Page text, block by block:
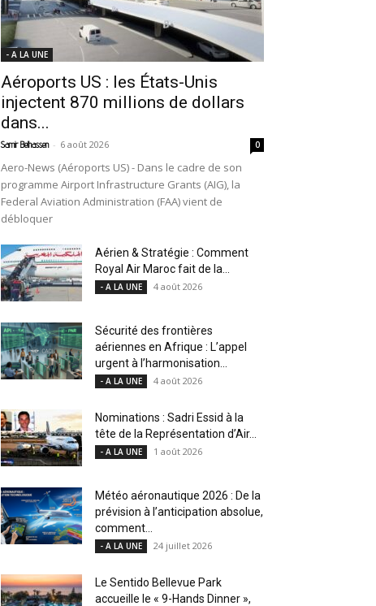
- A LA UNE
Aéroports US : les États-Unis
injectent 870 millions de dollars
dans...
Samir Belhassen - 6 août 2026 0
Aero-News (Aéroports US) - Dans le cadre de son
programme Airport Infrastructure Grants (AIG), la
Federal Aviation Administration (FAA) vient de
débloquer
Aérien & Stratégie : Comment
Royal Air Maroc fait de la...
- A LA UNE 4 août 2026
Sécurité des frontières
aériennes en Afrique : L’appel
urgent à l’harmonisation...
- A LA UNE 4 août 2026
Nominations : Sadri Essid à la
tête de la Représentation d’Air...
- A LA UNE 1 août 2026
Météo aéronautique 2026 : De la
prévision à l’anticipation absolue,
comment...
- A LA UNE 24 juillet 2026
Le Sentido Bellevue Park
accueille le « 9-Hands Dinner »,